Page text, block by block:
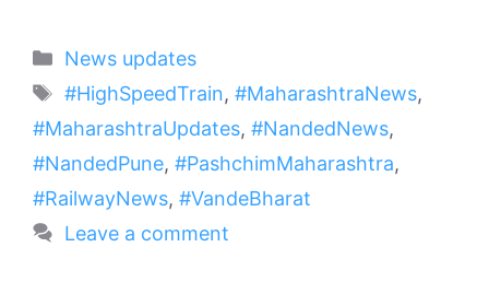
Categories
News updates
Tags
#HighSpeedTrain, #MaharashtraNews,
#MaharashtraUpdates, #NandedNews,
#NandedPune, #PashchimMaharashtra,
#RailwayNews, #VandeBharat
Leave a comment